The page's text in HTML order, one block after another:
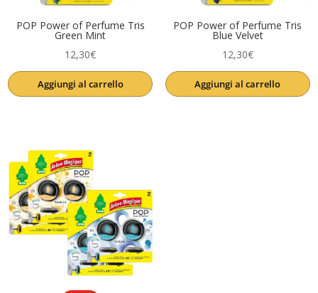
POP Power of Perfume Tris
Green Mint
12,30€
Aggiungi al carrello
POP Power of Perfume Tris
Blue Velvet
12,30€
Aggiungi al carrello